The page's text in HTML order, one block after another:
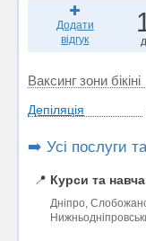
Додати
відгук
Ваксинг зони бікіні
Депіляція
➡️ Усі послуги
📍 Курси та
Дніпро,